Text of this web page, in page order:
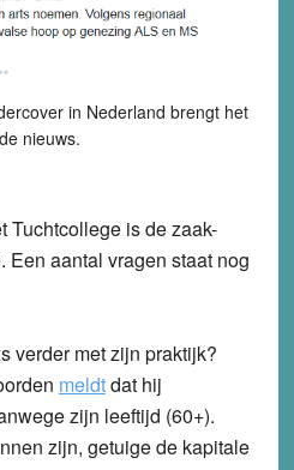
in Nederland brengt het
nieuws.
Tuchtcollege is de zaak-
Een aantal vragen staat nog
verder met zijn praktijk?
meldtdat hij
zijn leeftijd (60+).
zijn, getuige de kapitale